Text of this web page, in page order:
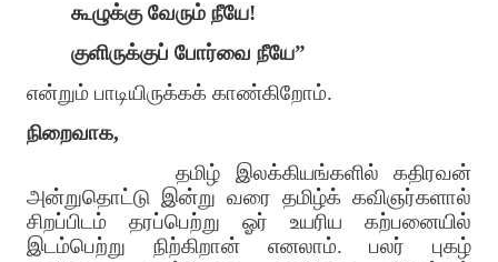
கூழுக்கு வேரும் நீயே!
குளிருக்குப் போர்வை நீயே”
என்றும் பாடியிருக்கக் காண்கிறோம்.
நிறைவாக,
தமிழ் இலக்கியங்களில் கதிரவன்
அன்றுதொட்டு இன்று வரை தமிழ்க் கவிஞர்களால்
சிறப்பிடம் தரப்பெற்று ஓர் உயரிய கற்பனையில்
இடம்பெற்று நிற்கிறான் எனலாம். பலர் புகழ்